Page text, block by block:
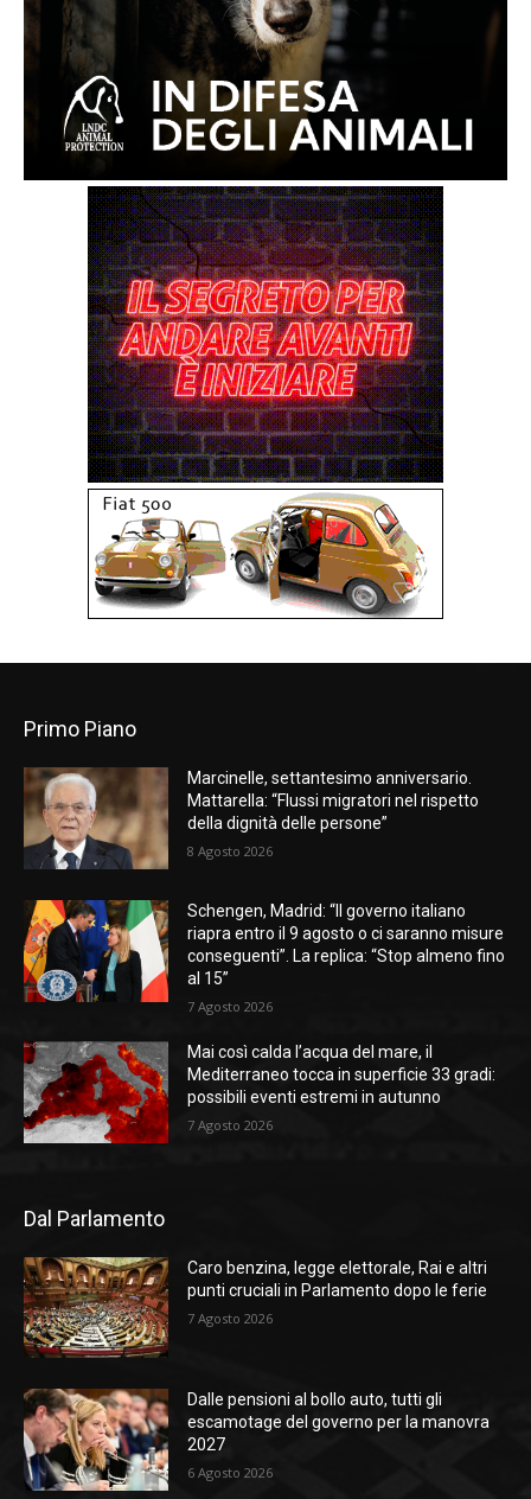
Primo Piano
Marcinelle, settantesimo anniversario.
Mattarella: “Flussi migratori nel rispetto
della dignità delle persone”
8 Agosto 2026
Schengen, Madrid: “Il governo italiano
riapra entro il 9 agosto o ci saranno misure
conseguenti”. La replica: “Stop almeno fino
al 15”
7 Agosto 2026
Mai così calda l’acqua del mare, il
Mediterraneo tocca in superficie 33 gradi:
possibili eventi estremi in autunno
7 Agosto 2026
Dal Parlamento
Caro benzina, legge elettorale, Rai e altri
punti cruciali in Parlamento dopo le ferie
7 Agosto 2026
Dalle pensioni al bollo auto, tutti gli
escamotage del governo per la manovra
2027
6 Agosto 2026